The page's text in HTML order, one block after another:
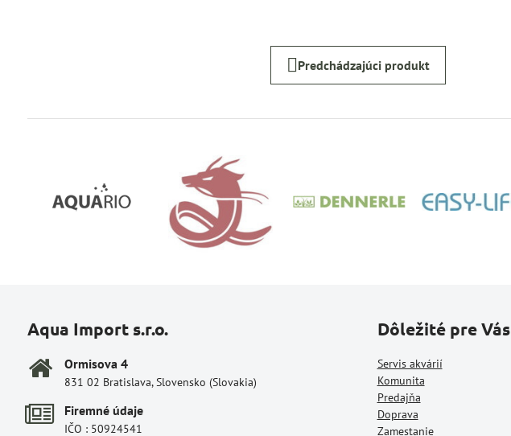
Predchádzajúci produkt
Aqua Import s.r.o.
Ormisova 4
831 02 Bratislava, Slovensko (Slovakia)
Firemné údaje
IČO : 50924541
Dôležité pre Vás
Servis akvárií
Komunita
Predajňa
Doprava
Zamestanie